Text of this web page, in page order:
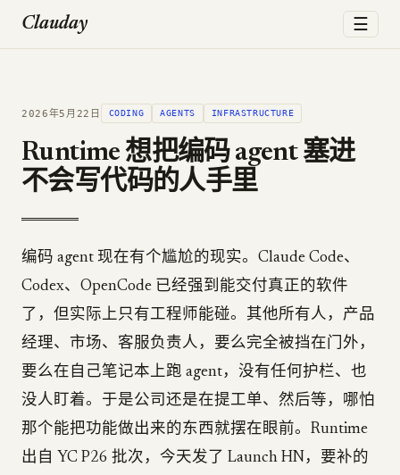
Clauday ☰
2026年5月22日 CODING AGENTS INFRASTRUCTURE
Runtime 想把编码 agent 塞进
不会写代码的人手里
编码 agent 现在有个尴尬的现实。Claude Code、
Codex、OpenCode 已经强到能交付真正的软件
了，但实际上只有工程师能碰。其他所有人，产品
经理、市场、客服负责人，要么完全被挡在门外，
要么在自己笔记本上跑 agent，没有任何护栏、也
没人盯着。于是公司还是在提工单、然后等，哪怕
那个能把功能做出来的东西就摆在眼前。Runtime
出自 YC P26 批次，今天发了 Launch HN，要补的